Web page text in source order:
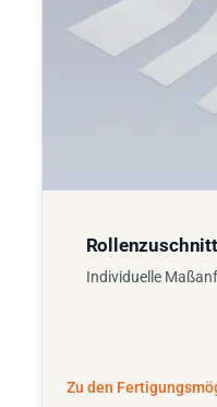
Individuelle
Zu den